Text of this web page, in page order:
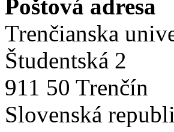
Poštová adresa
Trenčianska
Študentská 2
911 50 Trenčín
Slovenská